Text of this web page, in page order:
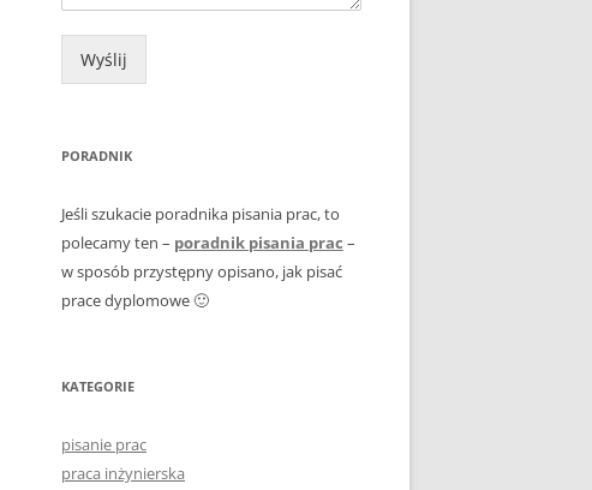
Wyślij
PORADNIK
Jeśli szukacie poradnika pisania prac, to
polecamy ten – poradnik pisania prac –
w sposób przystępny opisano, jak pisać
prace dyplomowe 🙂
KATEGORIE
pisanie prac
praca inżynierska